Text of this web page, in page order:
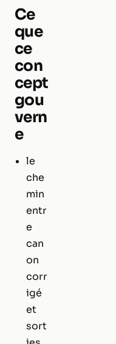
Ce
que
ce
con
cept
gou
vern
e
le
che
min
entr
e
can
on
corr
igé
et
sort